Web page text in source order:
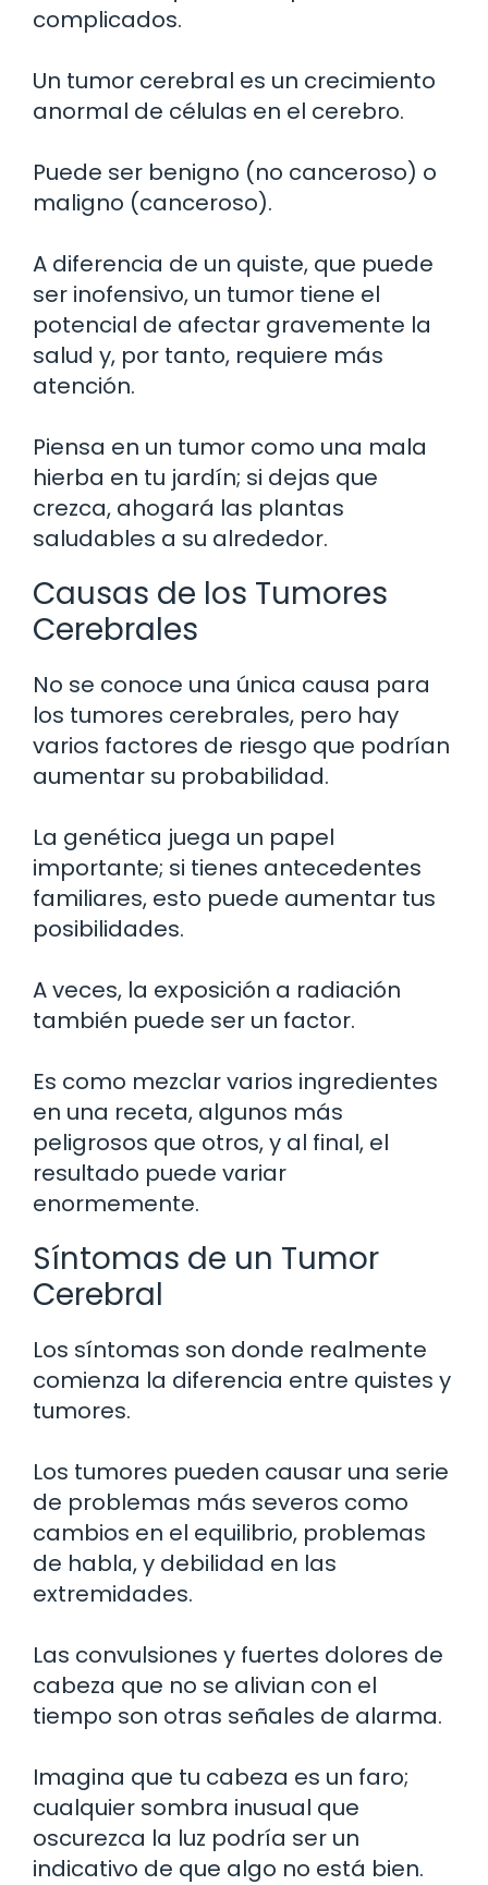
complicados.
Un tumor cerebral es un crecimiento
anormal de células en el cerebro.
Puede ser benigno (no canceroso) o
maligno (canceroso).
A diferencia de un quiste, que puede
ser inofensivo, un tumor tiene el
potencial de afectar gravemente la
salud y, por tanto, requiere más
atención.
Piensa en un tumor como una mala
hierba en tu jardín; si dejas que
crezca, ahogará las plantas
saludables a su alrededor.
Causas de los Tumores
Cerebrales
No se conoce una única causa para
los tumores cerebrales, pero hay
varios factores de riesgo que podrían
aumentar su probabilidad.
La genética juega un papel
importante; si tienes antecedentes
familiares, esto puede aumentar tus
posibilidades.
A veces, la exposición a radiación
también puede ser un factor.
Es como mezclar varios ingredientes
en una receta, algunos más
peligrosos que otros, y al final, el
resultado puede variar
enormemente.
Síntomas de un Tumor
Cerebral
Los síntomas son donde realmente
comienza la diferencia entre quistes y
tumores.
Los tumores pueden causar una serie
de problemas más severos como
cambios en el equilibrio, problemas
de habla, y debilidad en las
extremidades.
Las convulsiones y fuertes dolores de
cabeza que no se alivian con el
tiempo son otras señales de alarma.
Imagina que tu cabeza es un faro;
cualquier sombra inusual que
oscurezca la luz podría ser un
indicativo de que algo no está bien.